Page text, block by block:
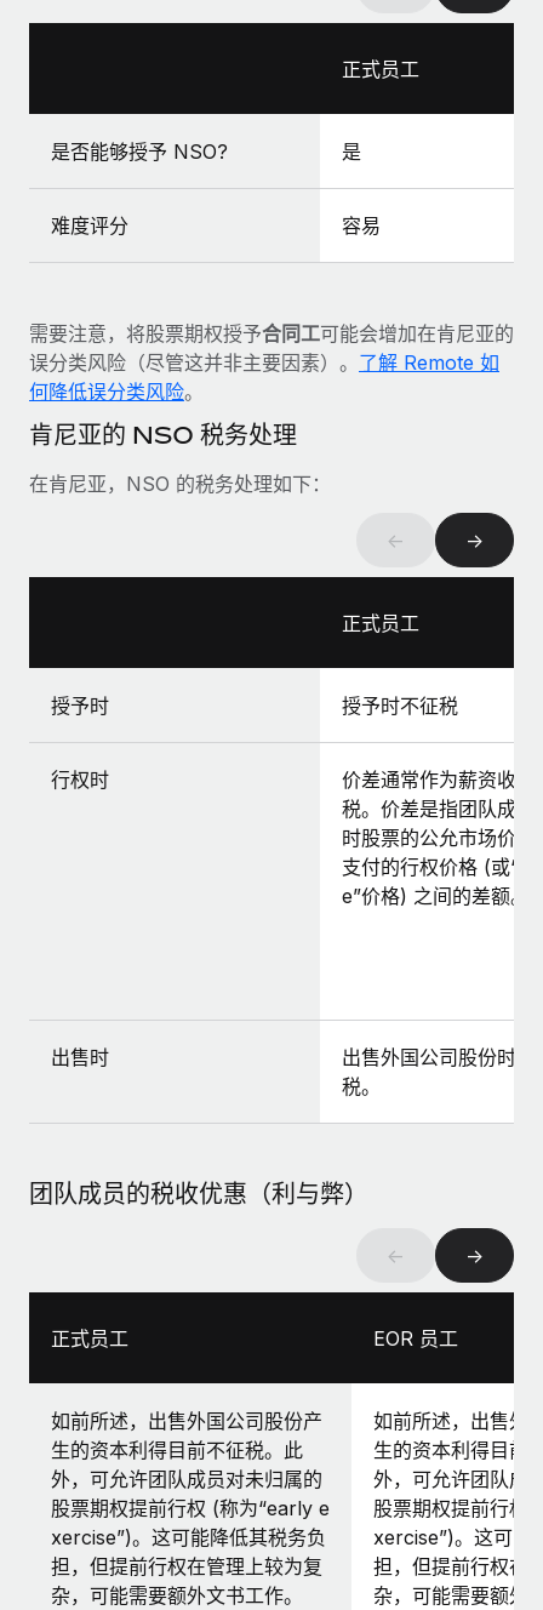
轻松搬迁员工
What a Workday global payroll implementation
Most teams hear "payroll implementation" and picture a
six-month project with a dedicated team....
了解更多
正式员工
是否能够授予 NSO? 是
难度评分 容易
需要注意，将股票期权授予合同工可能会增加在肯尼亚的
误分类风险（尽管这并非主要因素）。 了解 Remote 如
何降低误分类风险。
肯尼亚的 NSO 税务处理
在肯尼亚，NSO 的税务处理如下：
← →
正式员工
授予时 授予时不征税
行权时
价差通常作为薪资收入
税。价差是指团队成员
时股票的公允市场价值
支付的行权价格 (或
e”价格) 之间的差额。
出售时
出售外国公司股份时不
税。
团队成员的税收优惠（利与弊）
← →
正式员工 EOR 员工
如前所述，出售外国公司股份产
生的资本利得目前不征税。此
外，可允许团队成员对未归属的
股票期权提前行权 (称为“early e
xercise”)。这可能降低其税务负
担，但提前行权在管理上较为复
杂，可能需要额外文书工作。
如前所述，出售外
生的资本利得目前
外，可允许团队成
股票期权提前行权
xercise”)。这可能
担，但提前行权在
杂，可能需要额外